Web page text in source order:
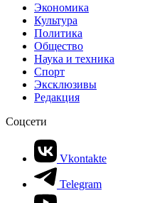
Экономика
Культура
Политика
Общество
Наука и техника
Спорт
Эксклюзивы
Редакция
Соцсети
Vkontakte
Telegram